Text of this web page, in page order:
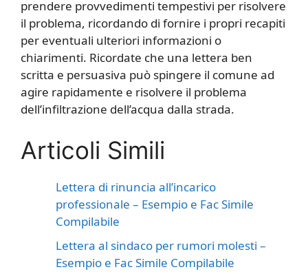
prendere provvedimenti tempestivi per risolvere
il problema, ricordando di fornire i propri recapiti
per eventuali ulteriori informazioni o
chiarimenti. Ricordate che una lettera ben
scritta e persuasiva può spingere il comune ad
agire rapidamente e risolvere il problema
dell’infiltrazione dell’acqua dalla strada.
Articoli Simili
Lettera di rinuncia all’incarico
professionale – Esempio e Fac Simile
Compilabile
Lettera al sindaco per rumori molesti –
Esempio e Fac Simile Compilabile